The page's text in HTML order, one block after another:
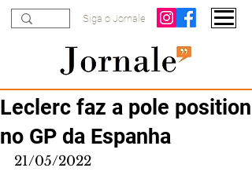
Siga o Jornale
Leclerc faz a pole position
no GP da Espanha
21/05/2022